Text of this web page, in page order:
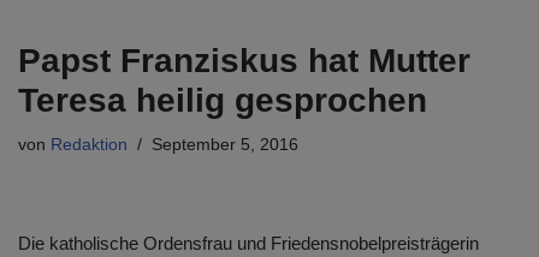
Papst Franziskus hat Mutter
Teresa heilig gesprochen
von Redaktion September 5, 2016
Die katholische Ordensfrau und Friedensnobelpreisträgerin